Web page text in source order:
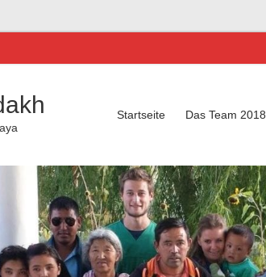
Startseite Das Team 2018